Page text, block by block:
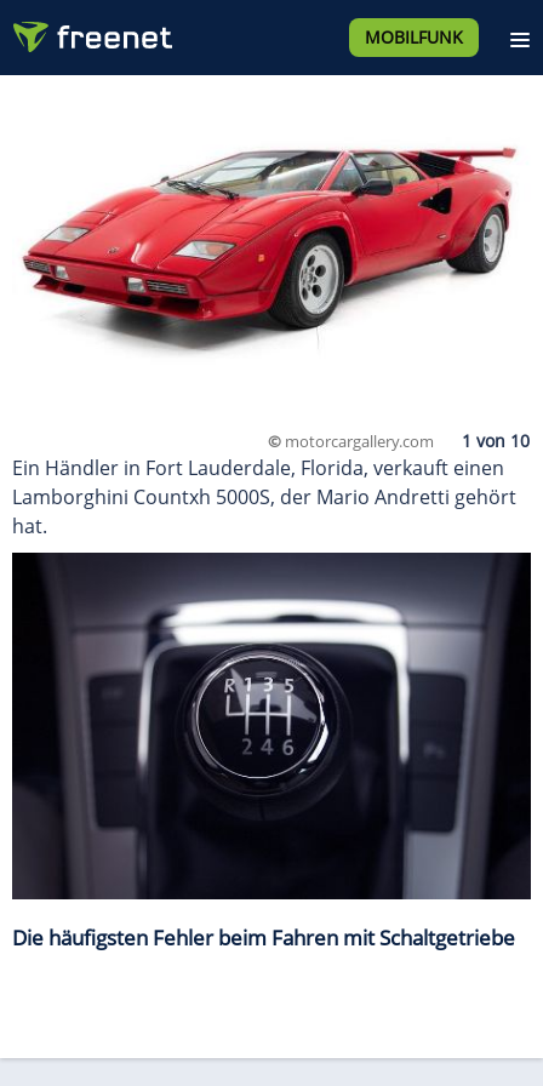
MOBILFUNK
© motorcargallery.com
Ein Händler in Fort Lauderdale, Florida, verkauft einen
Lamborghini Countxh 5000S, der Mario Andretti gehört
hat.
Die häufigsten Fehler beim Fahren mit Schaltgetriebe